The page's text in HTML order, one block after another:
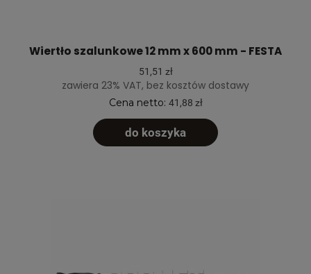
Wiertło szalunkowe 12 mm x 600 mm - FESTA
51,51 zł
zawiera 23% VAT, bez kosztów dostawy
Cena netto: 41,88 zł
do koszyka